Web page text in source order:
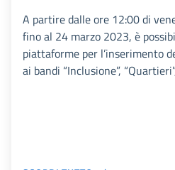
A partire dalle ore 12:00 di
fino al 24 marzo 2023, è
piattaforme per l’inserimento
ai bandi “Inclusione”,